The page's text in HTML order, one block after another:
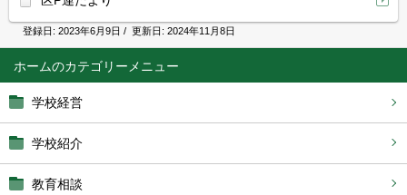
ホーム
学校経営
学校紹介
教育相談
登録日: 2023年6月9日 / 更新日: 2024年11月8日